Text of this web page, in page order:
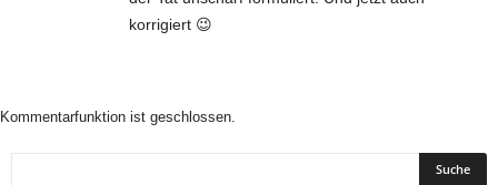
korrigiert 😉
Kommentarfunktion ist geschlossen.